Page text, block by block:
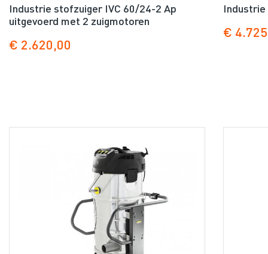
zoals PE, PVC, oliebestendig.etc..
Toepassingen voor deze stofzuiger :
Industrie stofzuiger IVC 60/24-2 Ap
uitgevoerd met 2 zuigmotoren
€ 2.620,00
€